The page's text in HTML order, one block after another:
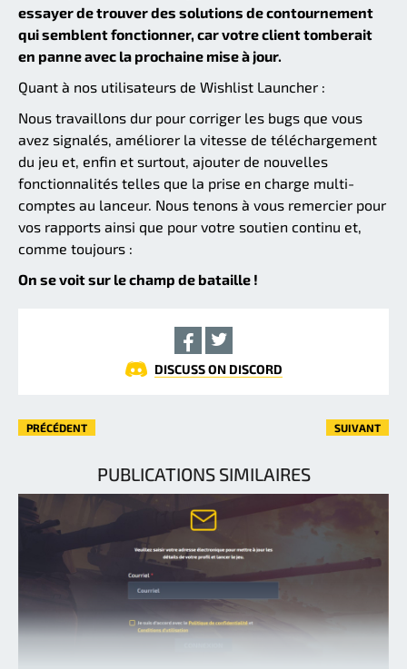
essayer de trouver des solutions de contournement
qui semblent fonctionner, car votre client tomberait
en panne avec la prochaine mise à jour.
Quant à nos utilisateurs de Wishlist Launcher :
Nous travaillons dur pour corriger les bugs que vous
avez signalés, améliorer la vitesse de téléchargement
du jeu et, enfin et surtout, ajouter de nouvelles
fonctionnalités telles que la prise en charge multi-
comptes au lanceur. Nous tenons à vous remercier pour
vos rapports ainsi que pour votre soutien continu et,
comme toujours :
On se voit sur le champ de bataille !
DISCUSS ON DISCORD
PRÉCÉDENT SUIVANT
PUBLICATIONS SIMILAIRES